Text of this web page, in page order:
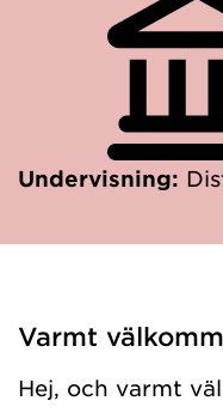
Undervisning:
Varmt
Hej, och varmt